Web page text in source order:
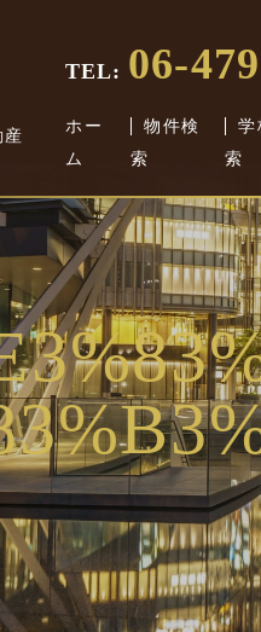
産
TEL: 06-
ホー
ム
物件検
索
学
索